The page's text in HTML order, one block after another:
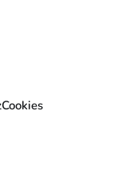
Sucht euch
Cookies